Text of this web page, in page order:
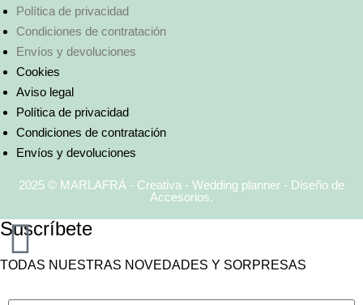
Política de privacidad
Condiciones de contratación
Envíos y devoluciones
Cookies
Aviso legal
Política de privacidad
Condiciones de contratación
Envíos y devoluciones
2025 © MARLAFRÁ - Creativa - Wedding planner - Diseño de
Accesorios.
Suscríbete
TODAS NUESTRAS NOVEDADES Y SORPRESAS